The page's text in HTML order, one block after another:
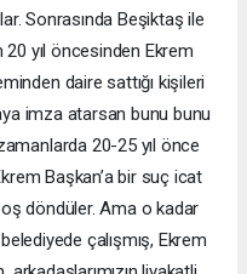
Sonrasında Beşiktaş ile
yıl öncesinden Ekrem
daire sattığı kişileri
imza atarsan bunu bunu
20-25 yıl önce
Başkan’a bir suç icat
döndüler. Ama o kadar
çalışmış, Ekrem